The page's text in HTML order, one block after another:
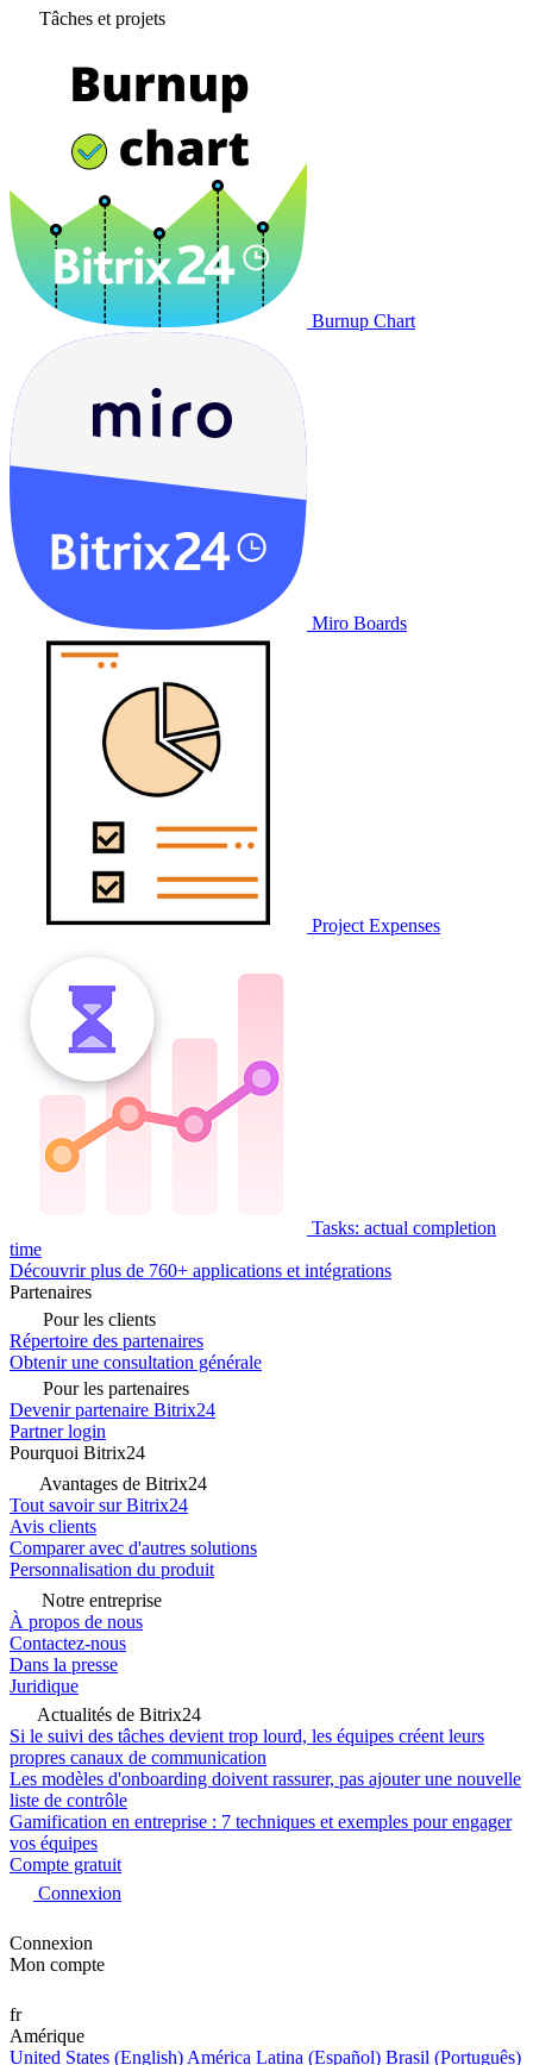
Tâches et projets
Burnup Chart
Miro Boards
Project Expenses
Tasks: actual completion
time
Découvrir plus de 760+ applications et intégrations
Partenaires
Pour les clients
Répertoire des partenaires
Obtenir une consultation générale
Pour les partenaires
Devenir partenaire Bitrix24
Partner login
Pourquoi Bitrix24
Avantages de Bitrix24
Tout savoir sur Bitrix24
Avis clients
Comparer avec d'autres solutions
Personnalisation du produit
Notre entreprise
À propos de nous
Contactez-nous
Dans la presse
Juridique
Actualités de Bitrix24
Si le suivi des tâches devient trop lourd, les équipes créent leurs
propres canaux de communication
Les modèles d'onboarding doivent rassurer, pas ajouter une nouvelle
liste de contrôle
Gamification en entreprise : 7 techniques et exemples pour engager
vos équipes
Compte gratuit
Connexion
Connexion
Mon compte
fr
Amérique
United States (English) América Latina (Español) Brasil (Português)